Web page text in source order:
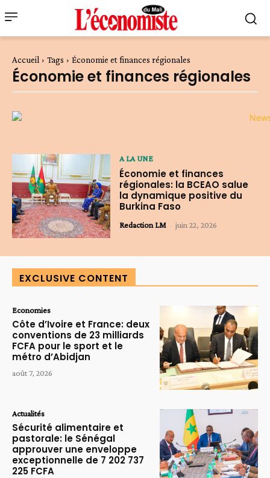
Accueil Tags Économie et finances régionales
Économie et finances régionales
A LA UNE
Économie et finances
régionales: la BCEAO salue
la dynamique positive du
Burkina Faso
Redaction LM - juin 22, 2026
EXCLUSIVE CONTENT
Economies
Côte d’Ivoire et France: deux
conventions de 23 milliards
FCFA pour le sport et le
métro d’Abidjan
août 7, 2026
Actualités
Sécurité alimentaire et
pastorale: le Sénégal
approuver une enveloppe
exceptionnelle de 7 202 737
225 FCFA